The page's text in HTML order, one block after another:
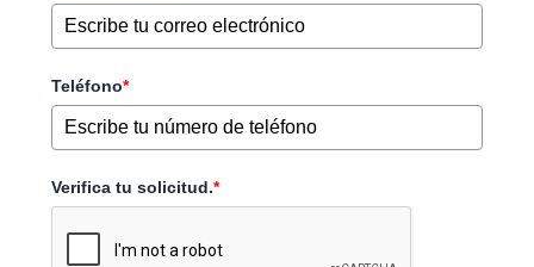
Teléfono*
Verifica tu solicitud.*